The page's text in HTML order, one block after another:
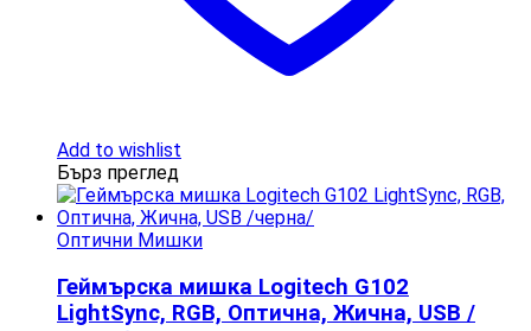
Add to wishlist
Бърз преглед
Оптични Мишки
Геймърска мишка Logitech G102
LightSync, RGB, Оптична, Жична, USB /